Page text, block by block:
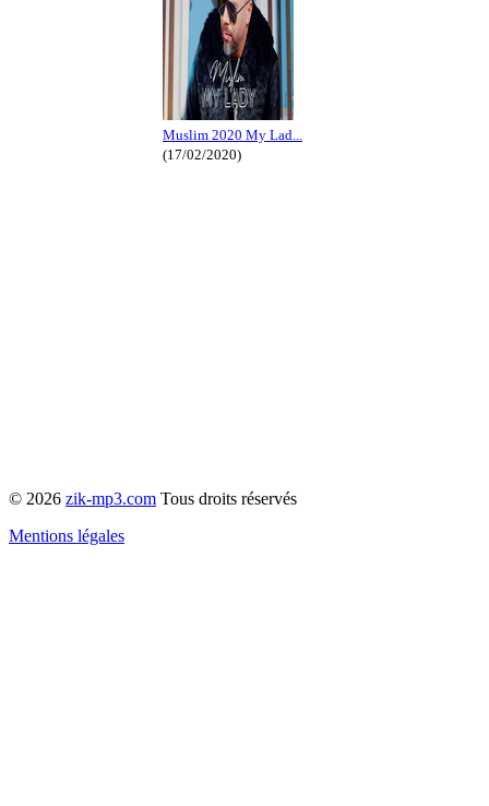
Muslim 2020 My Lad...
(17/02/2020)
© 2026 zik-mp3.com Tous droits réservés
Mentions légales